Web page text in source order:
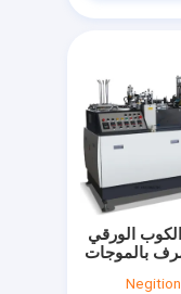
الورقي
بالموجات